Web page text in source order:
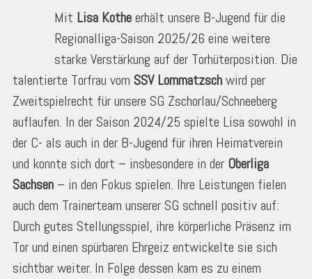
Mit Lisa Kotheerhält unsere B-Jugend für die
Regionalliga-Saison 2025/26 eine weitere
starke Verstärkung auf der Torhüterposition. Die
talentierte Torfrau vom SSV Lommatzschwird per
Zweitspielrecht für unsere SG Zschorlau/Schneeberg
auflaufen. In der Saison 2024/25 spielte Lisa sowohl in
der C- als auch in der B-Jugend für ihren Heimatverein
und konnte sich dort – insbesondere in der Oberliga
Sachsen – in den Fokus spielen. Ihre Leistungen fielen
auch dem Trainerteam unserer SG schnell positiv auf:
Durch gutes Stellungsspiel, ihre körperliche Präsenz im
Tor und einen spürbaren Ehrgeiz entwickelte sie sich
sichtbar weiter. In Folge dessen kam es zu einem